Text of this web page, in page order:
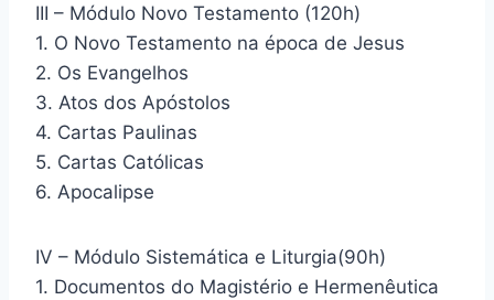
III – Módulo Novo Testamento (120h)
1. O Novo Testamento na época de Jesus
2. Os Evangelhos
3. Atos dos Apóstolos
4. Cartas Paulinas
5. Cartas Católicas
6. Apocalipse
IV – Módulo Sistemática e Liturgia(90h)
1. Documentos do Magistério e Hermenêutica